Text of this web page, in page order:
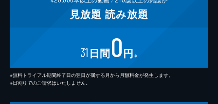
見放題 読み放題
31 日間0円 ※
※無料トライアル期間終了日の翌日が属する月から月額料金が発生します。
※日割りでのご請求はいたしません。